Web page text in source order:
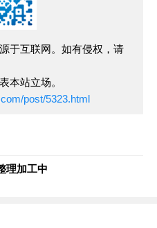
于互联网。如有侵权，请
本站立场。
post/5323.html
理加工中